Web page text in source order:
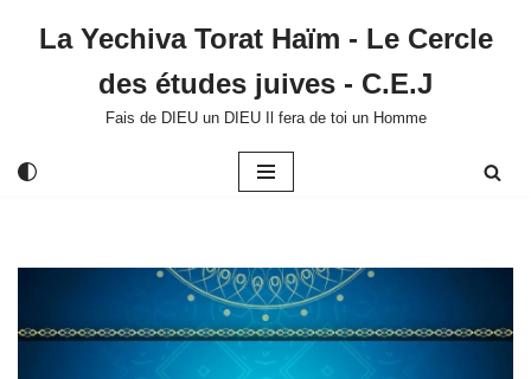
La Yechiva Torat Haïm - Le Cercle
des études juives - C.E.J
Fais de DIEU un DIEU Il fera de toi un Homme